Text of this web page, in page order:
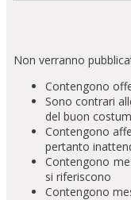
Non verranno
Contengono
Sono contrari
del buon
Contengono
pertanto
Contengono
si riferiscono
Contengono